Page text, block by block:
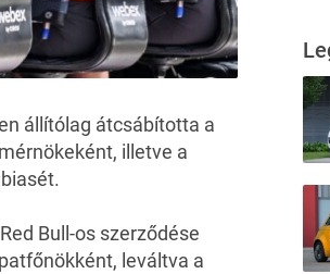
állítólag átcsábította a
illetve a
Bull-os szerződése
leváltva a